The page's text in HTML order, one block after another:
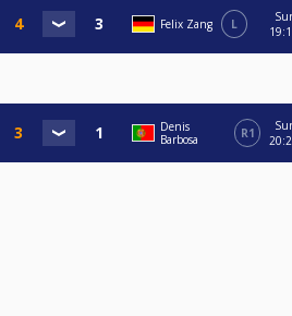
Felix Zang L
Denis
Barbosa
R1